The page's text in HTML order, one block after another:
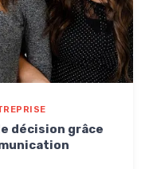
décision grâce